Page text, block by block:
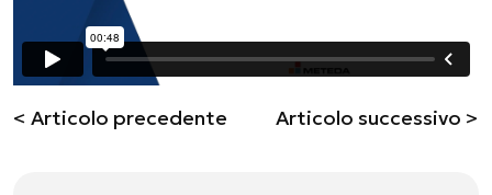
< Articolo precedente Articolo successivo >